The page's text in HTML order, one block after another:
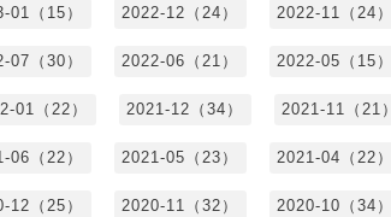
01（15） 2022-12（24） 2022-11（24）
07（30） 2022-06（21） 2022-05（15）
01（22） 2021-12（34） 2021-11（21）
06（22） 2021-05（23） 2021-04（22）
12（25） 2020-11（32） 2020-10（34）